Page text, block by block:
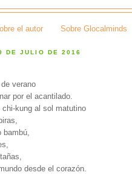
el autor Sobre Glocalminds
DE JULIO DE 2016
verano
por el acantilado.
chi-kung al sol matutino
desde el corazón.